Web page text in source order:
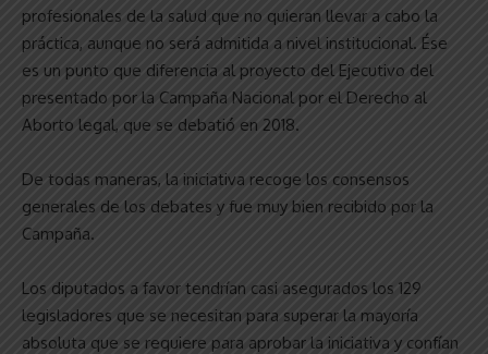
profesionales de la salud que no quieran llevar a cabo la
práctica, aunque no será admitida a nivel institucional. Ése
es un punto que diferencia al proyecto del Ejecutivo del
presentado por la Campaña Nacional por el Derecho al
Aborto legal, que se debatió en 2018.
De todas maneras, la iniciativa recoge los consensos
generales de los debates y fue muy bien recibido por la
Campaña.
Los diputados a favor tendrían casi asegurados los 129
legisladores que se necesitan para superar la mayoría
absoluta que se requiere para aprobar la iniciativa y confían